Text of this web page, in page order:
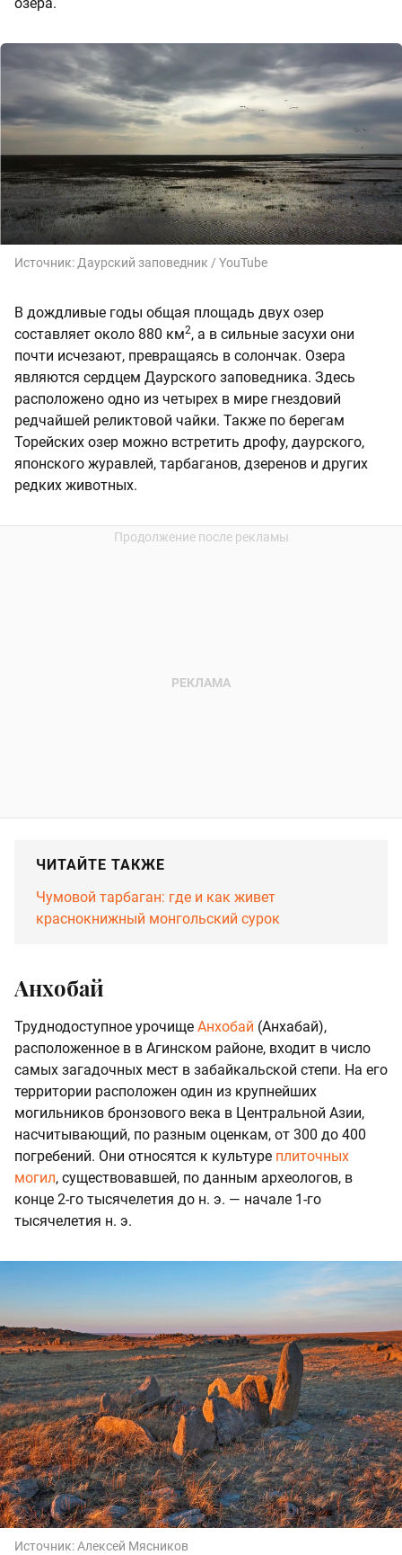
Источник: Даурский заповедник / YouTube
В дождливые годы общая площадь двух озер
составляет около 880 км2, а в сильные засухи они
почти исчезают, превращаясь в солончак. Озера
являются сердцем Даурского заповедника. Здесь
расположено одно из четырех в мире гнездовий
редчайшей реликтовой чайки. Также по берегам
Торейских озер можно встретить дрофу, даурского,
японского журавлей, тарбаганов, дзеренов и других
редких животных.
ЧИТАЙТЕ ТАКЖЕ
Чумовой тарбаган: где и как живет
краснокнижный монгольский сурок
Анхобай
Труднодоступное урочище Анхобай (Анхабай),
расположенное в в Агинском районе, входит в число
самых загадочных мест в забайкальской степи. На его
территории расположен один из крупнейших
могильников бронзового века в Центральной Азии,
насчитывающий, по разным оценкам, от 300 до 400
погребений. Они относятся к культуре плиточных
могил, существовавшей, по данным археологов, в
конце 2-го тысячелетия до н. э. — начале 1-го
тысячелетия н. э.
Источник:Алексей Мясников